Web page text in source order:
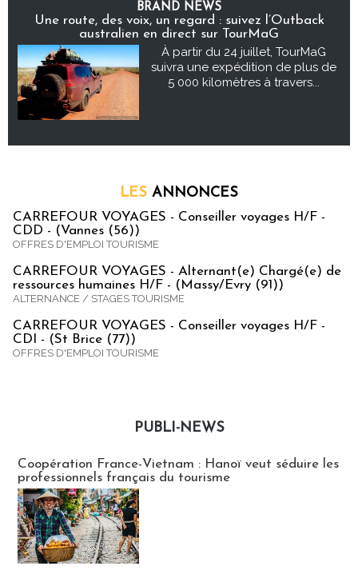
BRAND NEWS
Une route, des voix, un regard : suivez l’Outback
australien en direct sur TourMaG
À partir du 24 juillet, TourMaG
suivra une expédition de plus de
5 000 kilomètres à travers...
LES ANNONCES
CARREFOUR VOYAGES - Conseiller voyages H/F -
CDD - (Vannes (56))
OFFRES D'EMPLOI TOURISME
CARREFOUR VOYAGES - Alternant(e) Chargé(e) de
ressources humaines H/F - (Massy/Evry (91))
ALTERNANCE / STAGES TOURISME
CARREFOUR VOYAGES - Conseiller voyages H/F -
CDI - (St Brice (77))
OFFRES D'EMPLOI TOURISME
PUBLI-NEWS
Coopération France-Vietnam : Hanoï veut séduire les
professionnels français du tourisme